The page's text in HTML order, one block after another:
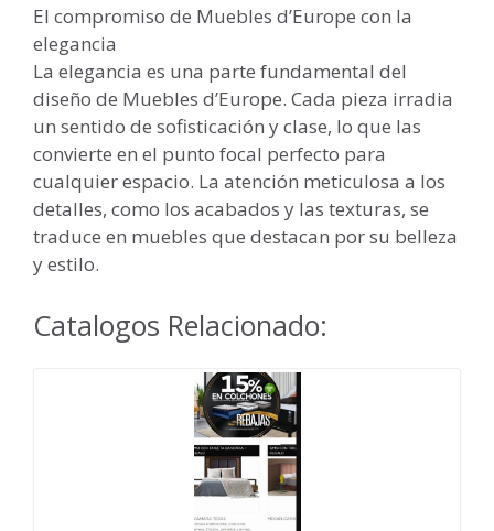
El compromiso de Muebles d’Europe con la
elegancia
La elegancia es una parte fundamental del
diseño de Muebles d’Europe. Cada pieza irradia
un sentido de sofisticación y clase, lo que las
convierte en el punto focal perfecto para
cualquier espacio. La atención meticulosa a los
detalles, como los acabados y las texturas, se
traduce en muebles que destacan por su belleza
y estilo.
Catalogos Relacionado: